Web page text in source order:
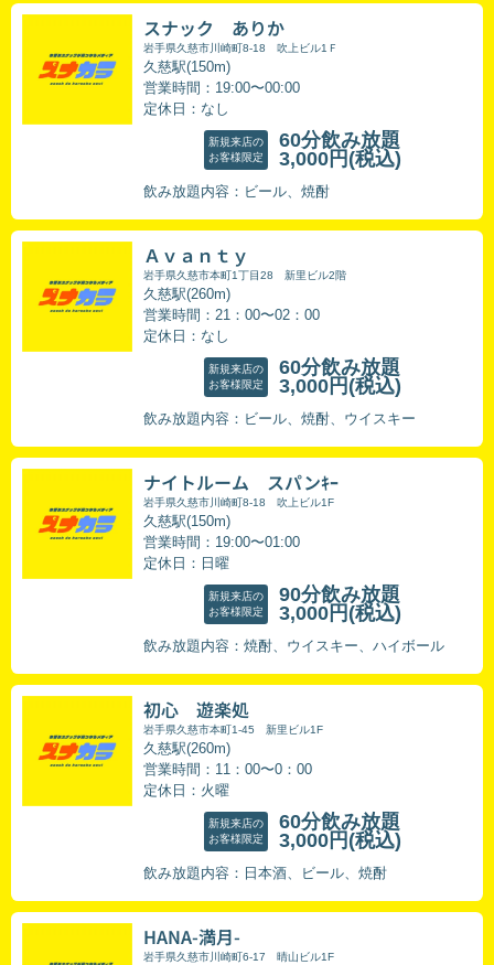
スナック ありか
岩手県久慈市川崎町8-18 吹上ビル1Ｆ
久慈駅(150m)
営業時間：19:00〜00:00
定休日：なし
新規来店の
お客様限定
60分飲み放題
3,000円 (税込)
飲み放題内容：ビール、焼酎
Ａｖａｎｔｙ
岩手県久慈市本町1丁目28 新里ビル2階
久慈駅(260m)
営業時間：21：00〜02：00
定休日：なし
新規来店の
お客様限定
60分飲み放題
3,000円 (税込)
飲み放題内容：ビール、焼酎、ウイスキー
ナイトルーム スパンｷｰ
岩手県久慈市川崎町8-18 吹上ビル1F
久慈駅(150m)
営業時間：19:00〜01:00
定休日：日曜
新規来店の
お客様限定
90分飲み放題
3,000円 (税込)
飲み放題内容：焼酎、ウイスキー、ハイボール
初心 遊楽処
岩手県久慈市本町1-45 新里ビル1F
久慈駅(260m)
営業時間：11：00〜0：00
定休日：火曜
新規来店の
お客様限定
60分飲み放題
3,000円 (税込)
飲み放題内容：日本酒、ビール、焼酎
HANA-満月-
岩手県久慈市川崎町6-17 晴山ビル1F